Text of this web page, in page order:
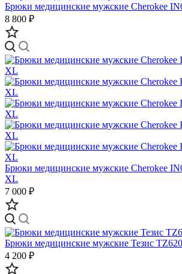
Брюки медицинские мужские Cherokee
8 800 ₽
Брюки медицинские мужские Cherokee
XL
7 000 ₽
Брюки медицинские мужские Тезис
4 200 ₽